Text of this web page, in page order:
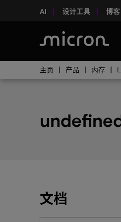
AI 设计工具 博客
主页 产品 内存
文档